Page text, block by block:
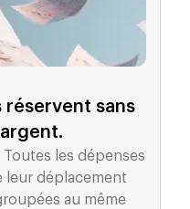
sans
Toutes les dépenses
leur déplacement
au même